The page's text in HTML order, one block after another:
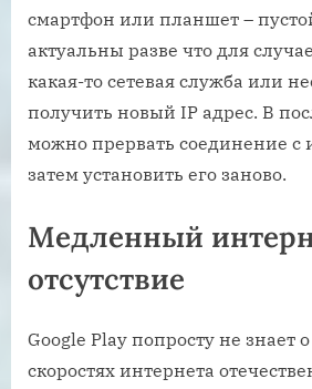
смартфон или планшет –
актуальны разве что для
какая-то сетевая служба или
получить новый IP адрес. В
можно прервать соединение с
затем установить его заново.
Медленный
отсутствие
Google Play попросту не знает
скоростях интернета